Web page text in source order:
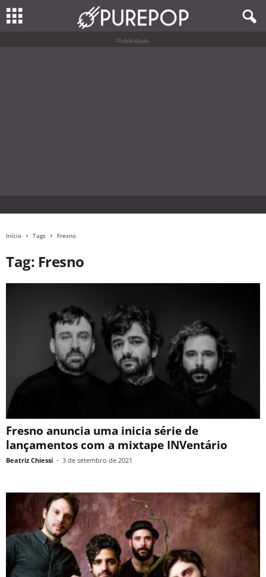
Publicidade
Início Tags Fresno
Tag: Fresno
Fresno anuncia uma inicia série de
lançamentos com a mixtape INVentário
Beatriz Chiessi - 3 de setembro de 2021